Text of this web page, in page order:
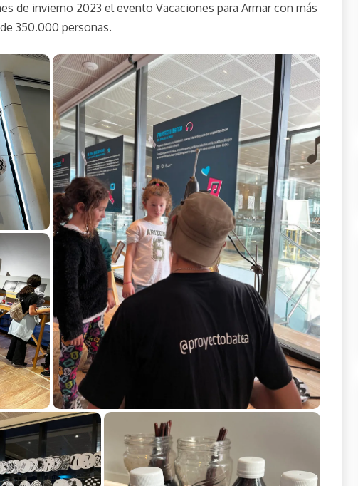
de invierno 2023 el evento Vacaciones para Armar con más
350.000 personas.